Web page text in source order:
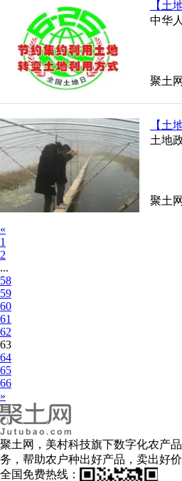
【土
中华
聚土
【土
土地
聚土
«
1
2
...
58
59
60
61
62
63
64
65
66
»
聚土网，美村科技旗下数字化农产
务，帮助农户种出好产品，卖出好价
全国免费热线：